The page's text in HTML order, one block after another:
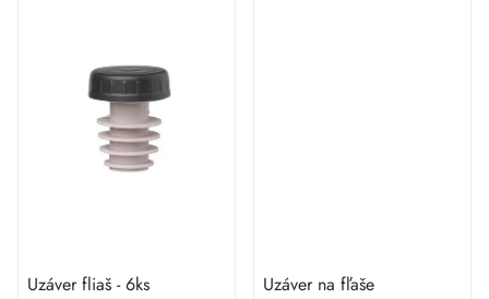
Uzáver fliaš - 6ks Uzáver na fľaše